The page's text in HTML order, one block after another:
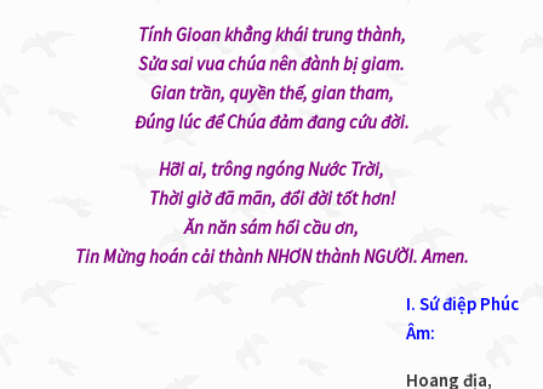
Tính Gioan khẳng khái trung thành,
Sửa sai vua chúa nên đành bị giam.
Gian trần, quyền thế, gian tham,
Đúng lúc để Chúa đảm đang cứu đời.
Hỡi ai, trông ngóng Nước Trời,
Thời giờ đã mãn, đổi đời tốt hơn!
Ăn năn sám hối cầu ơn,
Tin Mừng hoán cải thành NHƠN thành NGƯỜI. Amen.
I. Sứ điệp Phúc
Âm:
Hoang địa,